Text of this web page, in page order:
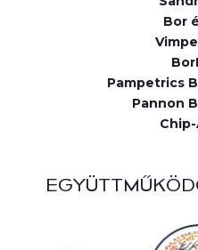
Bor
Pampetrics
Pannon